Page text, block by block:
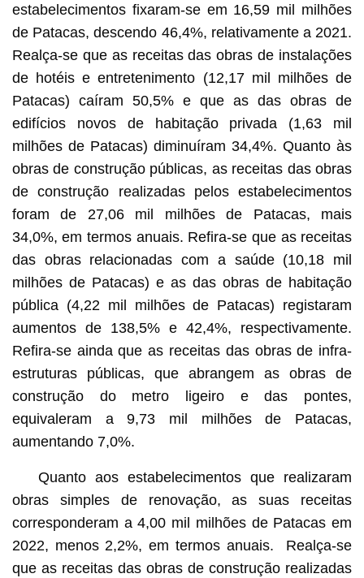
estabelecimentos fixaram-se em 16,59 mil milhões
de Patacas, descendo 46,4%, relativamente a 2021.
Realça-se que as receitas das obras de instalações
de hotéis e entretenimento (12,17 mil milhões de
Patacas) caíram 50,5% e que as das obras de
edifícios novos de habitação privada (1,63 mil
milhões de Patacas) diminuíram 34,4%. Quanto às
obras de construção públicas, as receitas das obras
de construção realizadas pelos estabelecimentos
foram de 27,06 mil milhões de Patacas, mais
34,0%, em termos anuais. Refira-se que as receitas
das obras relacionadas com a saúde (10,18 mil
milhões de Patacas) e as das obras de habitação
pública (4,22 mil milhões de Patacas) registaram
aumentos de 138,5% e 42,4%, respectivamente.
Refira-se ainda que as receitas das obras de infra-
estruturas públicas, que abrangem as obras de
construção do metro ligeiro e das pontes,
equivaleram a 9,73 mil milhões de Patacas,
aumentando 7,0%.
Quanto aos estabelecimentos que realizaram
obras simples de renovação, as suas receitas
corresponderam a 4,00 mil milhões de Patacas em
2022, menos 2,2%, em termos anuais. Realça-se
que as receitas das obras de construção realizadas